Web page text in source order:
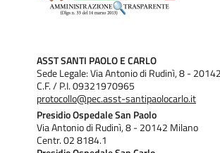
ASST SANTI PAOLO E CARLO
Sede Legale: Via Antonio di Rudinì, 8 -
C.F. / P.I. 09321970965
protocollo@pec.asst-santipaolocarlo.it
Presidio Ospedale San Paolo
Via Antonio di Rudinì, 8 - 20142 Milano
Centr. 02 8184.1